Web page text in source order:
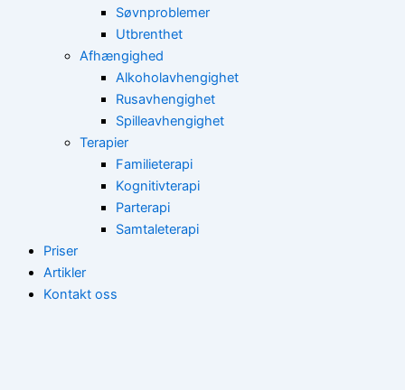
Søvnproblemer
Utbrenthet
Afhængighed
Alkoholavhengighet
Rusavhengighet
Spilleavhengighet
Terapier
Familieterapi
Kognitivterapi
Parterapi
Samtaleterapi
Priser
Artikler
Kontakt oss